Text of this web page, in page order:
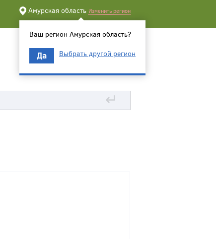
Амурская область Изменить регион
Ваш регион Амурская область?
Да Выбрать другой регион
↵